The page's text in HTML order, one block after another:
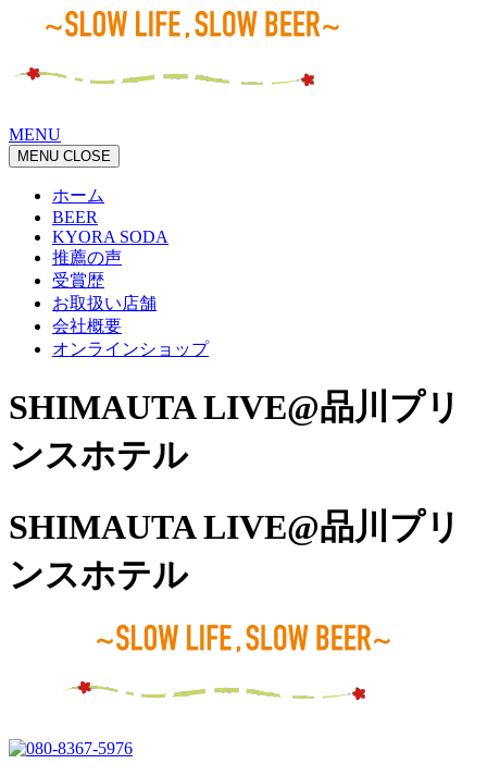
MENU
MENU CLOSE
ホーム
BEER
KYORA SODA
推薦の声
受賞歴
お取扱い店舗
会社概要
オンラインショップ
SHIMAUTA LIVE@品川プリ
ンスホテル
SHIMAUTA LIVE@品川プリ
ンスホテル